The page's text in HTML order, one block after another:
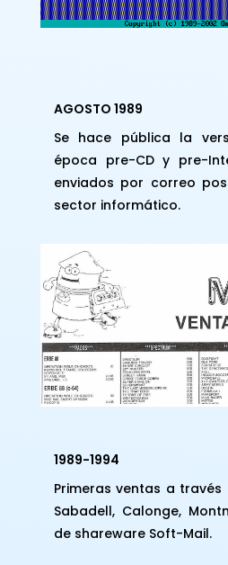
AGOSTO 1989
Se hace pública la
época pre-CD y pre-
enviados por correo
sector informático.
1989-1994
Primeras ventas a
Sabadell, Calonge,
de shareware Soft-Mail.